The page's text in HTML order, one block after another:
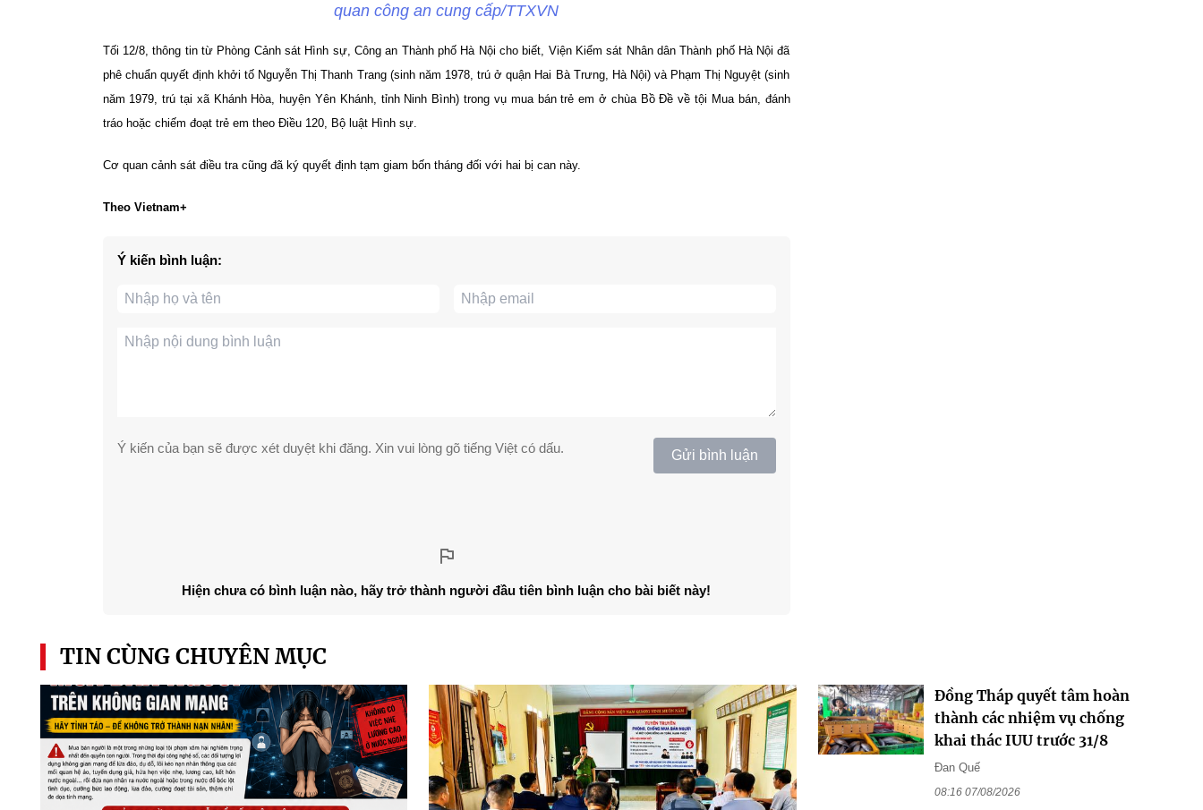
quan công an cung cấp/TTXVN
Tối 12/8, thông tin từ Phòng Cảnh sát Hình sự, Công an Thành phố Hà Nội cho biết, Viện Kiểm sát Nhân dân Thành phố Hà Nội đã
phê chuẩn quyết định khởi tố Nguyễn Thị Thanh Trang (sinh năm 1978, trú ở quận Hai Bà Trưng, Hà Nội) và Phạm Thị Nguyệt (sinh
năm 1979, trú tại xã Khánh Hòa, huyện Yên Khánh, tỉnh Ninh Bình) trong vụ mua bán trẻ em ở chùa Bồ Đề về tội Mua bán, đánh
tráo hoặc chiếm đoạt trẻ em theo Điều 120, Bộ luật Hình sự.
Cơ quan cảnh sát điều tra cũng đã ký quyết định tạm giam bốn tháng đối với hai bị can này.
Theo Vietnam+
Ý kiến bình luận:
Ý kiến của bạn sẽ được xét duyệt khi đăng. Xin vui lòng gõ tiếng Việt có dấu. Gửi bình luận
Hiện chưa có bình luận nào, hãy trở thành người đầu tiên bình luận cho bài biết này!
TIN CÙNG CHUYÊN MỤC
Đồng Tháp quyết tâm hoàn
thành các nhiệm vụ chống
khai thác IUU trước 31/8
Đan Quế
08:16 07/08/2026